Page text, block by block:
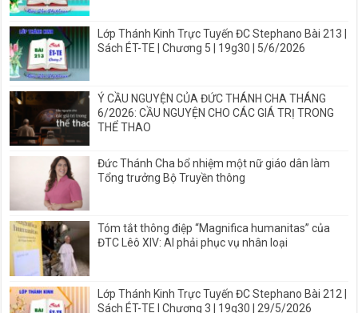
Lớp Thánh Kinh Trực Tuyến ĐC Stephano Bài 213 |
Sách ÉT-TE | Chương 5 | 19g30 | 5/6/2026
Ý CẦU NGUYỆN CỦA ĐỨC THÁNH CHA THÁNG
6/2026: CẦU NGUYỆN CHO CÁC GIÁ TRỊ TRONG
THỂ THAO
Đức Thánh Cha bổ nhiệm một nữ giáo dân làm
Tổng trưởng Bộ Truyền thông
Tóm tắt thông điệp “Magnifica humanitas” của
ĐTC Lêô XIV: AI phải phục vụ nhân loại
Lớp Thánh Kinh Trực Tuyến ĐC Stephano Bài 212 |
Sách ÉT-TE I Chương 3 | 19g30 | 29/5/2026